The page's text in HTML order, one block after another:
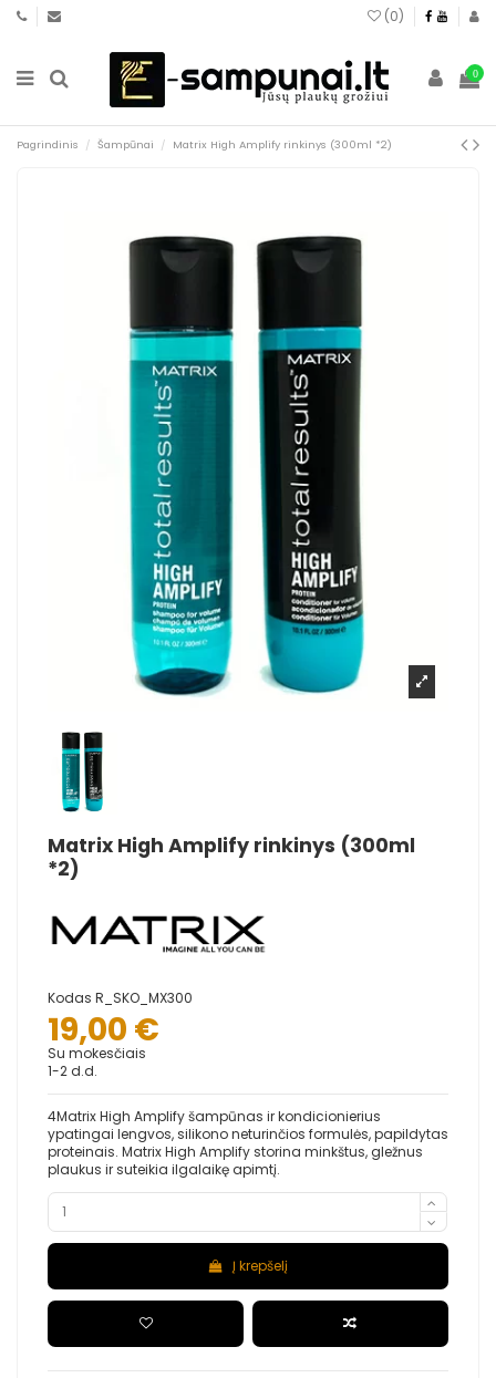
(0)
0
Pagrindinis Šampūnai Matrix High Amplify rinkinys (300ml *2)
Matrix High Amplify rinkinys (300ml
*2)
Kodas R_SKO_MX300
19,00 €
Su mokesčiais
1-2 d.d.
4Matrix High Amplify šampūnas ir kondicionierius
ypatingai lengvos, silikono neturinčios formulės, papildytas
proteinais. Matrix High Amplify storina minkštus, gležnus
plaukus ir suteikia ilgalaikę apimtį.
Į krepšelį